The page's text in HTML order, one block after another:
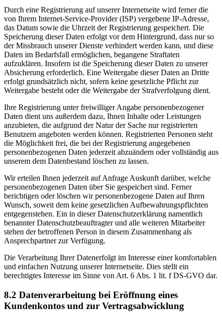
Durch eine Registrierung auf unserer Internetseite wird ferner die
von Ihrem Internet-Service-Provider (ISP) vergebene IP-Adresse,
das Datum sowie die Uhrzeit der Registrierung gespeichert. Die
Speicherung dieser Daten erfolgt vor dem Hintergrund, dass nur so
der Missbrauch unserer Dienste verhindert werden kann, und diese
Daten im Bedarfsfall ermöglichen, begangene Straftaten
aufzuklären. Insofern ist die Speicherung dieser Daten zu unserer
Absicherung erforderlich. Eine Weitergabe dieser Daten an Dritte
erfolgt grundsätzlich nicht, sofern keine gesetzliche Pflicht zur
Weitergabe besteht oder die Weitergabe der Strafverfolgung dient.
Ihre Registrierung unter freiwilliger Angabe personenbezogener
Daten dient uns außerdem dazu, Ihnen Inhalte oder Leistungen
anzubieten, die aufgrund der Natur der Sache nur registrierten
Benutzern angeboten werden können. Registrierten Personen steht
die Möglichkeit frei, die bei der Registrierung angegebenen
personenbezogenen Daten jederzeit abzuändern oder vollständig aus
unserem dem Datenbestand löschen zu lassen.
Wir erteilen Ihnen jederzeit auf Anfrage Auskunft darüber, welche
personenbezogenen Daten über Sie gespeichert sind. Ferner
berichtigen oder löschen wir personenbezogene Daten auf Ihren
Wunsch, soweit dem keine gesetzlichen Aufbewahrungspflichten
entgegenstehen. Ein in dieser Datenschutzerklärung namentlich
benannter Datenschutzbeauftragter und alle weiteren Mitarbeiter
stehen der betroffenen Person in diesem Zusammenhang als
Ansprechpartner zur Verfügung.
Die Verarbeitung Ihrer Datenerfolgt im Interesse einer komfortablen
und einfachen Nutzung unserer Internetseite. Dies stellt ein
berechtigtes Interesse im Sinne von Art. 6 Abs. 1 lit. f DS-GVO dar.
8.2 Datenverarbeitung bei Eröffnung eines
Kundenkontos und zur Vertragsabwicklung